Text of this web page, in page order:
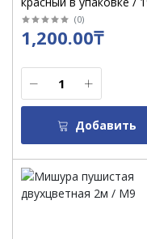
(0)
1,200.00₸
Добавить